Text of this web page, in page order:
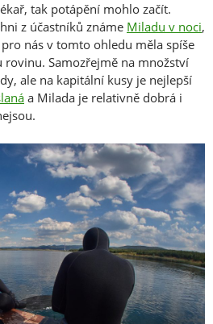
tak potápění mohlo začít.
z účastníků známe Miladu v noci,
nás v tomto ohledu měla spíše
Samozřejmě na množství
ale na kapitální kusy je nejlepší
a Milada je relativně dobrá i